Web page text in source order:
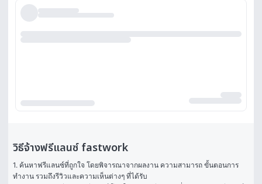
วิธีจ้างฟรีแลนซ์ fastwork
1. ค้นหาฟรีแลนซ์ที่ถูกใจ โดยพิจารณาจากผลงาน ความสามารถ ขั้นตอนการ
ทำงาน รวมถึงรีวิวและความเห็นต่างๆ ที่ได้รับ